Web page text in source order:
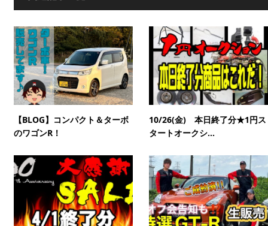
【BLOG】コンパクト＆ターボ
のワゴンR！
10/26(金) 本日終了分★1円ス
タートオークシ...